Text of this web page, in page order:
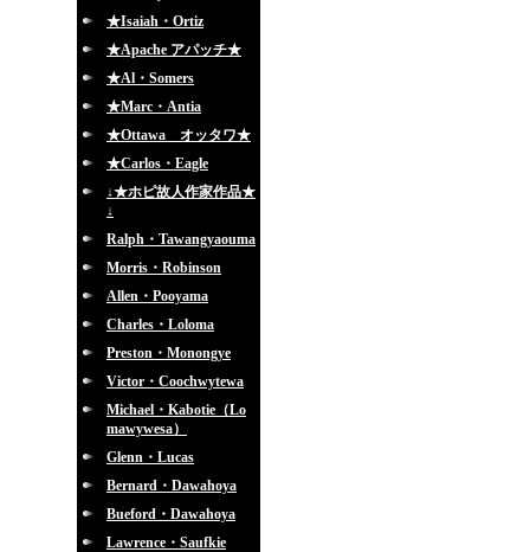
★Isaiah・Ortiz
★Apache アパッチ★
★Al・Somers
★Marc・Antia
★Ottawa オッタワ★
★Carlos・Eagle
↓★ホピ故人作家作品★
↓
Ralph・Tawangyaouma
Morris・Robinson
Allen・Pooyama
Charles・Loloma
Preston・Monongye
Victor・Coochwytewa
Michael・Kabotie（Lo
mawywesa）
Glenn・Lucas
Bernard・Dawahoya
Bueford・Dawahoya
Lawrence・Saufkie